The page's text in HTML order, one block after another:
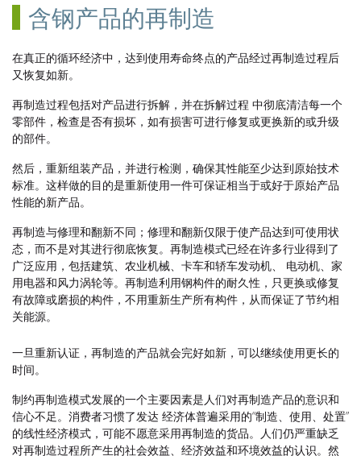
含钢产品的再制造
在真正的循环经济中，达到使用寿命终点的产品经过再制造过程后
又恢复如新。
再制造过程包括对产品进行拆解，并在拆解过程 中彻底清洁每一个
零部件，检查是否有损坏，如有损害可进行修复或更换新的或升级
的部件。
然后，重新组装产品，并进行检测，确保其性能至少达到原始技术
标准。这样做的目的是重新使用一件可保证相当于或好于原始产品
性能的新产品。
再制造与修理和翻新不同；修理和翻新仅限于使产品达到可使用状
态，而不是对其进行彻底恢复。再制造模式已经在许多行业得到了
广泛应用，包括建筑、农业机械、卡车和轿车发动机、 电动机、家
用电器和风力涡轮等。再制造利用钢构件的耐久性，只更换或修复
有故障或磨损的构件，不用重新生产所有构件，从而保证了节约相
关能源。
一旦重新认证，再制造的产品就会完好如新，可以继续使用更长的
时间。
制约再制造模式发展的一个主要因素是人们对再制造产品的意识和
信心不足。消费者习惯了发达 经济体普遍采用的“制造、使用、处置”
的线性经济模式，可能不愿意采用再制造的货品。人们仍严重缺乏
对再制造过程所产生的社会效益、经济效益和环境效益的认识。然